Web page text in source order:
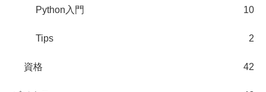
Python入門 10
Tips 2
資格 42